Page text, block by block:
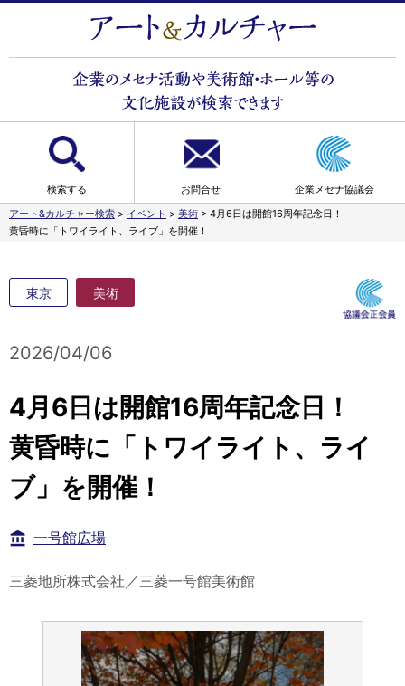
検索する お問合せ
企業メセナ協議会
アート&カルチャー検索 > イベント > 美術 > 4月6日は開館16周年記念日！
黄昏時に「トワイライト、ライブ」を開催！
東京 美術
2026/04/06
4月6日は開館16周年記念日！
黄昏時に「トワイライト、ライ
ブ」を開催！
一号館広場
三菱地所株式会社／三菱一号館美術館